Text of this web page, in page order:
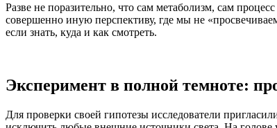
Разве не поразительно, что сам метаболизм, сам
совершенно иную перспективу, где мы не
если знать, куда и как смотреть.
Эксперимент в полной темноте:
Для проверки своей гипотезы исследователи